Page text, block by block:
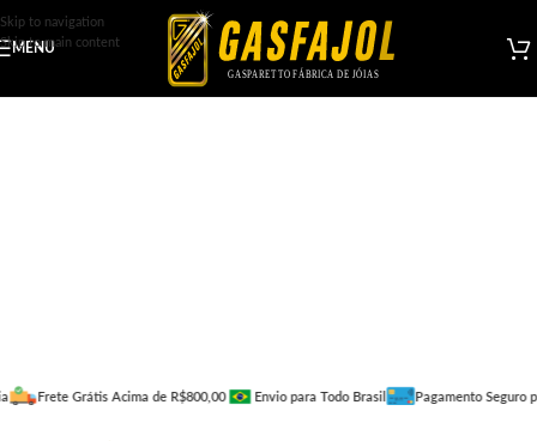
Skip to navigation
Skip to main content
MENU
Frete Grátis Acima de R$800,00 Envio para Todo Brasil Pagamento Seguro pelo